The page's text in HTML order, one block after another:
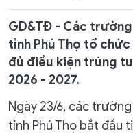
GD&TĐ - Các
tỉnh Phú Thọ tổ
đủ điều kiện trúng
2026 - 2027.
Ngày 23/6, các
tỉnh Phú Thọ bắt đầu